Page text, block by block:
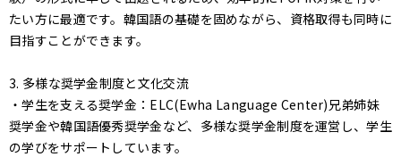
たい方に最適です。韓国語の基礎を固めながら、資格取得も同時に
目指すことができます。
3. 多様な奨学金制度と文化交流
・学生を支える奨学金：ELC(Ewha Language Center)兄弟姉妹
奨学金や韓国語優秀奨学金など、多様な奨学金制度を運営し、学生
の学びをサポートしています。